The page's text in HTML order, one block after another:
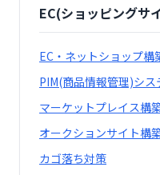
EC(ショッピングサ
EC・ネットショップ構
PIM(商品情報管理)シス
マーケットプレイス構
オークションサイト構
カゴ落ち対策